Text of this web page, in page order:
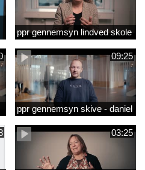
ppr gennemsyn lindved skole
09:25
ppr gennemsyn skive - daniel
03:25